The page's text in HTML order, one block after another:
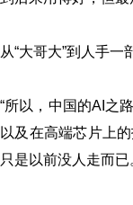
从“大哥大”到人手
“所以，中国的AI之
以及在高端芯片上
只是以前没人走而已